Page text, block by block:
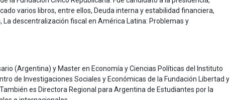
varios libros, entre ellos, Deuda interna y estabilidad financiera,
descentralización fiscal en América Latina: Problemas y
(Argentina) y Master en Economía y Ciencias Políticas del Instituto
de Investigaciones Sociales y Económicas de la Fundación Libertad y
es Directora Regional para Argentina de Estudiantes por la